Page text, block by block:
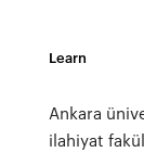
Learn
Ankara
ilahiyat